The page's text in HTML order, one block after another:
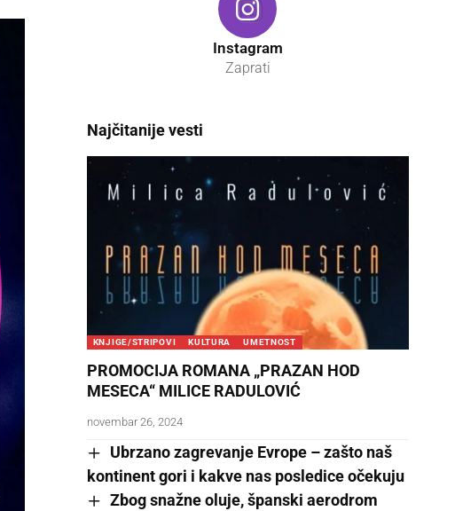
Instagram
Zaprati
Najčitanije vesti
KNJIGE/STRIPOVI KULTURA UMETNOST
PROMOCIJA ROMANA „PRAZAN HOD
MESECA“ MILICE RADULOVIĆ
novembar 26, 2024
Ubrzano zagrevanje Evrope – zašto naš
kontinent gori i kakve nas posledice očekuju
Zbog snažne oluje, španski aerodrom